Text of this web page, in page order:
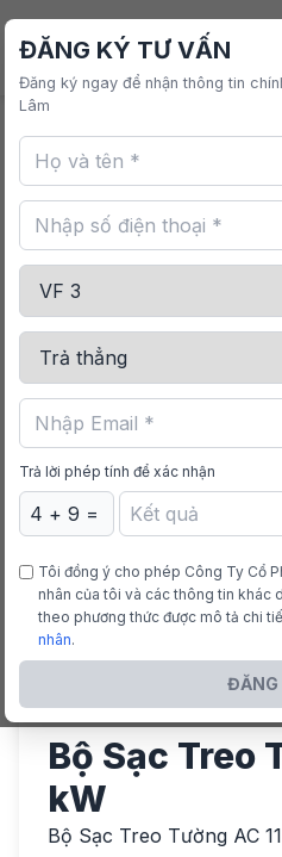
VINFAST PHÚ LÂM
Trang chủ
kW
Bộ Sạc Treo
kW
Bộ Sạc Treo Tường AC
ĐĂNG KÝ TƯ VẤN
Đăng ký ngay để nhận thông tin
Lâm
Trả lời phép tính để xác nhận
Tôi đồng ý cho phép Công Ty Cổ
nhân của tôi và các thông tin khác
theo phương thức được mô tả chi
nhân.
ĐĂNG